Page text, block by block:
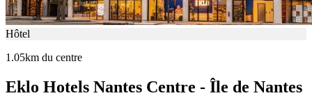
Hôtel
1.05km du centre
Eklo Hotels Nantes Centre - Île de Nantes